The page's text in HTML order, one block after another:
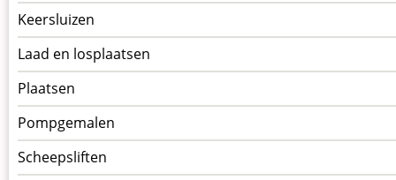
Keersluizen
Laad en losplaatsen
Plaatsen
Pompgemalen
Scheepsliften